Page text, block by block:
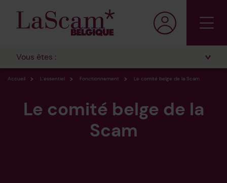
Vous êtes :
Accueil L’essentiel Fonctionnement Le comité belge de la Scam
Le comité belge de la
Scam